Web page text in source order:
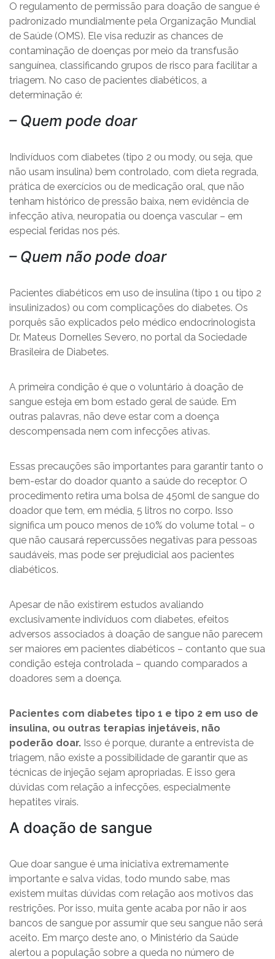
O regulamento de permissão para doação de sangue é
padronizado mundialmente pela Organização Mundial
de Saúde (OMS). Ele visa reduzir as chances de
contaminação de doenças por meio da transfusão
sanguínea, classificando grupos de risco para facilitar a
triagem. No caso de pacientes diabéticos, a
determinação é:
– Quem pode doar
Indivíduos com diabetes (tipo 2 ou mody, ou seja, que
não usam insulina) bem controlado, com dieta regrada,
prática de exercícios ou de medicação oral, que não
tenham histórico de pressão baixa, nem evidência de
infecção ativa, neuropatia ou doença vascular – em
especial feridas nos pés.
– Quem não pode doar
Pacientes diabéticos em uso de insulina (tipo 1 ou tipo 2
insulinizados) ou com complicações do diabetes. Os
porquês são explicados pelo médico endocrinologista
Dr. Mateus Dornelles Severo, no portal da Sociedade
Brasileira de Diabetes.
A primeira condição é que o voluntário à doação de
sangue esteja em bom estado geral de saúde. Em
outras palavras, não deve estar com a doença
descompensada nem com infecções ativas.
Essas precauções são importantes para garantir tanto o
bem-estar do doador quanto a saúde do receptor. O
procedimento retira uma bolsa de 450ml de sangue do
doador que tem, em média, 5 litros no corpo. Isso
significa um pouco menos de 10% do volume total – o
que não causará repercussões negativas para pessoas
saudáveis, mas pode ser prejudicial aos pacientes
diabéticos.
Apesar de não existirem estudos avaliando
exclusivamente indivíduos com diabetes, efeitos
adversos associados à doação de sangue não parecem
ser maiores em pacientes diabéticos – contanto que sua
condição esteja controlada – quando comparados a
doadores sem a doença.
Pacientes com diabetes tipo 1 e tipo 2 em uso de
insulina, ou outras terapias injetáveis, não
poderão doar. Isso é porque, durante a entrevista de
triagem, não existe a possibilidade de garantir que as
técnicas de injeção sejam apropriadas. E isso gera
dúvidas com relação a infecções, especialmente
hepatites virais.
A doação de sangue
Que doar sangue é uma iniciativa extremamente
importante e salva vidas, todo mundo sabe, mas
existem muitas dúvidas com relação aos motivos das
restrições. Por isso, muita gente acaba por não ir aos
bancos de sangue por assumir que seu sangue não será
aceito. Em março deste ano, o Ministério da Saúde
alertou a população sobre a queda no número de